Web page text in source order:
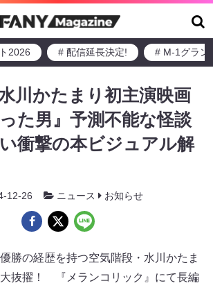
2026 # 配信延長決定! # M-1グラン
川かたまり初主演映画
った男』予測不能な怪談
衝撃の本ビジュアル解
12-26 ニュース お知らせ
勝の経歴を持つ空気階段・水川かたま
大抜擢！ 『メランコリック』にて長編